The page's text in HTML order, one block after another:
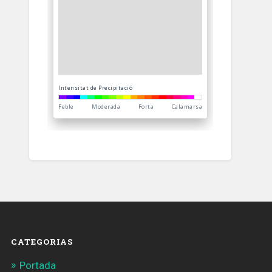
CATEGORIAS
Portada